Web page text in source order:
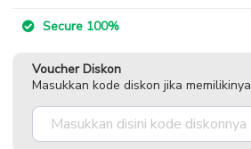
Secure 100%
Voucher Diskon
Masukkan kode diskon jika memilikinya